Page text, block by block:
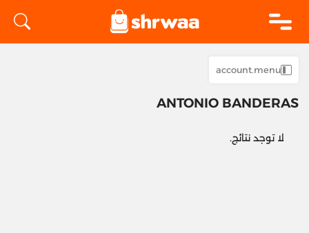
account.menu
ANTONIO BANDERAS
لا توجد نتائج.